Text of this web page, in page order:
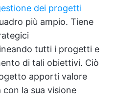
dei progetti
più ampio. Tiene
tutti i progetti e
di tali obiettivi. Ciò
apporti valore
con la sua visione